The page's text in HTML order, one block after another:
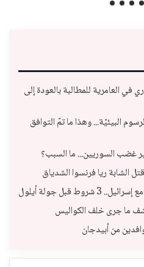
العامرية للمطالبة بالعودة إلى
البيئيّة... وهذا ما تمّ التوافق
غضب السوريين... ما السبب؟
الشابة ريا فرنسوا الشدياق
قبل جولة أيلول
ما جرى خلف الكواليس
من أبيدجان